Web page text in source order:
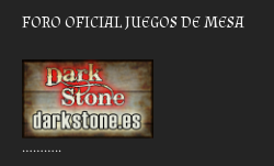
FORO OFICIAL JUEGOS DE MESA
………..